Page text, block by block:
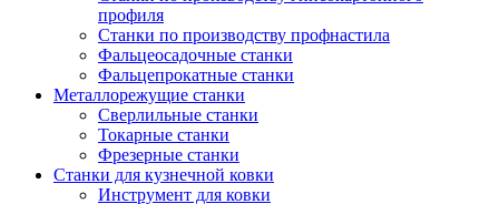
профиля
Станки по производству профнастила
Фальцеосадочные станки
Фальцепрокатные станки
Металлорежущие станки
Сверлильные станки
Токарные станки
Фрезерные станки
Станки для кузнечной ковки
Инструмент для ковки